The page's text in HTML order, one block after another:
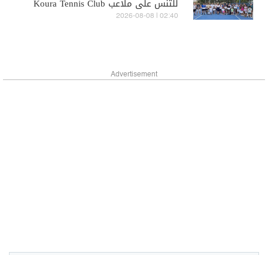
للتنس على ملاعب Koura Tennis Club
02:40 | 2026-08-08
Advertisement